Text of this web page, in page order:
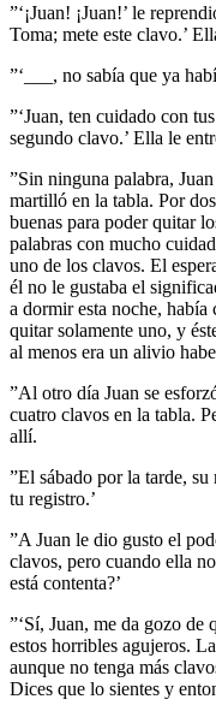
”‘¡Juan! ¡Juan!’ le
Toma; mete este clavo.’
”‘___, no sabía que ya
”‘Juan, ten cuidado con
segundo clavo.’ Ella le
”Sin ninguna palabra,
martilló en la tabla. Por
buenas para poder quitar
palabras con mucho
uno de los clavos. El
él no le gustaba el
a dormir esta noche,
quitar solamente uno, y
al menos era un alivio
”Al otro día Juan se
cuatro clavos en la tabla.
allí.
”El sábado por la tarde,
tu registro.’
”A Juan le dio gusto el
clavos, pero cuando ella
está contenta?’
”‘Sí, Juan, me da gozo de
estos horribles agujeros.
aunque no tenga más
Dices que lo sientes y